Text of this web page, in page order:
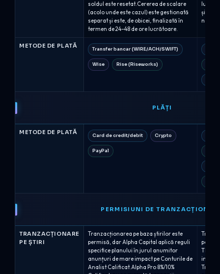
soldul este resetat.Cererea de scalare
(acolo unde este cazul) este gestionată
separat și este, de obicei, finalizată în
termen de 24–48 de ore lucrătoare.
și de
METODE DE PLATĂ Transfer bancar (WIRE/ACH/SWIFT)
Wise Rise (Riseworks)
PLĂȚI
METODE DE PLATĂ Card de credit/debit Crypto
PayPal
PERMISIUNI DE
TRANZACȚIONARE
PE ȘTIRI
Tranzacționarea pe baza știrilor este
permisă, dar Alpha Capital aplică reguli
specifice planului în jurul anumitor
anunțuri de mare impact pe Conturile de
Analist Calificat.Alpha Pro 8%/10%
The